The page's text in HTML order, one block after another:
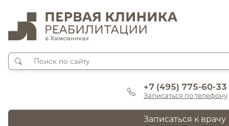
+7 (495) 775-60-33
Записаться по телефону
Записаться к врачу